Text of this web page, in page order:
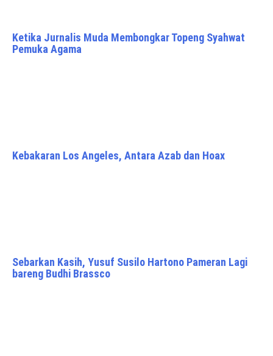
Ketika Jurnalis Muda Membongkar Topeng Syahwat
Pemuka Agama
Kebakaran Los Angeles, Antara Azab dan Hoax
Sebarkan Kasih, Yusuf Susilo Hartono Pameran Lagi
bareng Budhi Brassco